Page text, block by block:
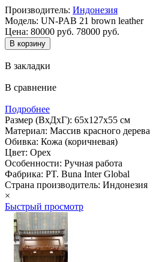
Производитель: Индонезия
Модель: UN-PAB 21 brown leather
Цена: 80000 руб. 78000 руб.
В закладки
В сравнение
Подробнее
Размер (ВхДхГ): 65х127х55 см
Материал: Массив красного дерева
Обивка: Кожа (коричневая)
Цвет: Орех
Особенности: Ручная работа
Фабрика: PT. Buna Inter Global
Страна производитель: Индонезия
×
Быстрый просмотр